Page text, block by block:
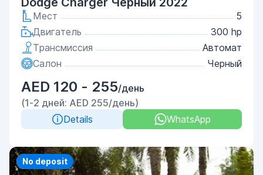
Мест
5
Двигатель
300 hp
Трансмиссия
Автомат
Салон
Черный
AED 120 - 255/день
(1-2 дней: AED 255/день)
Details
WhatsApp
Priority
No deposit